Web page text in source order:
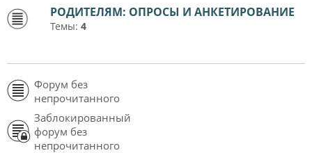
РОДИТЕЛЯМ: ОПРОСЫ И АНКЕТИРОВАНИЕ
Темы: 4
Форум без
непрочитанного
Заблокированный
форум без
непрочитанного